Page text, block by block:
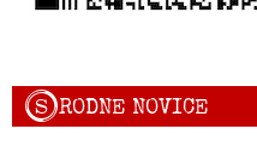
SRODNE NOVICE